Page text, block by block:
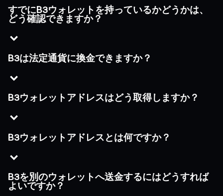
すでにB3ウォレットを持っているかどうかは、
どう確認できますか？
B3は法定通貨に換金できますか？
B3ウォレットアドレスはどう取得しますか？
B3ウォレットアドレスとは何ですか？
B3を別のウォレットへ送金するにはどうすれば
よいですか？